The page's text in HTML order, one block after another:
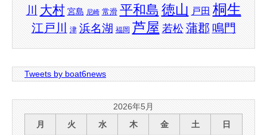
川
大村 宮島 尼崎 常滑 平和島 徳山 戸田 桐生
江戸川 津 浜名湖 福岡 芦屋 若松 蒲郡 鳴門
Tweets by boat6news
2026年5月
月
火 水 木 金 土 日